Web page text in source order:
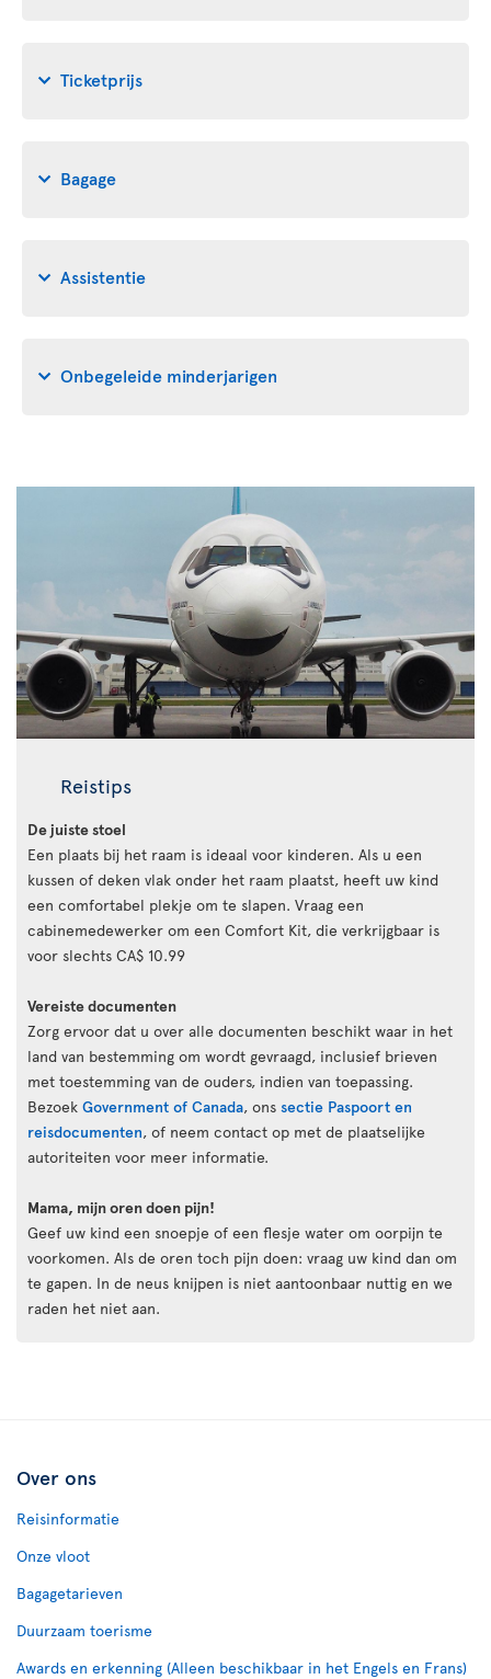
Ticketprijs
Bagage
Assistentie
Onbegeleide minderjarigen
Reistips
De juiste stoel
Een plaats bij het raam is ideaal voor kinderen. Als u een
kussen of deken vlak onder het raam plaatst, heeft uw kind
een comfortabel plekje om te slapen. Vraag een
cabinemedewerker om een Comfort Kit, die verkrijgbaar is
voor slechts CA$ 10.99
Vereiste documenten
Zorg ervoor dat u over alle documenten beschikt waar in het
land van bestemming om wordt gevraagd, inclusief brieven
met toestemming van de ouders, indien van toepassing.
Bezoek Government of Canada, ons sectie Paspoort en
reisdocumenten, of neem contact op met de plaatselijke
autoriteiten voor meer informatie.
Mama, mijn oren doen pijn!
Geef uw kind een snoepje of een flesje water om oorpijn te
voorkomen. Als de oren toch pijn doen: vraag uw kind dan om
te gapen. In de neus knijpen is niet aantoonbaar nuttig en we
raden het niet aan.
Over ons
Reisinformatie
Onze vloot
Bagagetarieven
Duurzaam toerisme
Awards en erkenning (Alleen beschikbaar in het Engels en Frans)